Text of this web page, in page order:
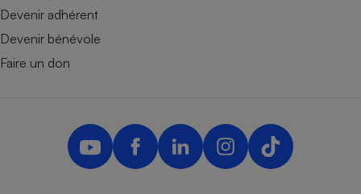
Devenir adhérent
Devenir bénévole
Faire un don